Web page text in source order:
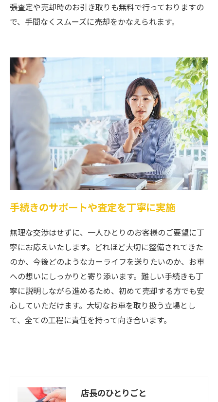
張査定や売却時のお引き取りも無料で行っておりますの
で、手間なくスムーズに売却をかなえられます。
手続きのサポートや査定を丁寧に実施
無理な交渉はせずに、一人ひとりのお客様のご要望に丁
寧にお応えいたします。どれほど大切に整備されてきた
のか、今後どのようなカーライフを送りたいのか、お車
への想いにしっかりと寄り添います。難しい手続きも丁
寧に説明しながら進めるため、初めて売却する方でも安
心していただけます。大切なお車を取り扱う立場とし
て、全ての工程に責任を持って向き合います。
店長のひとりごと